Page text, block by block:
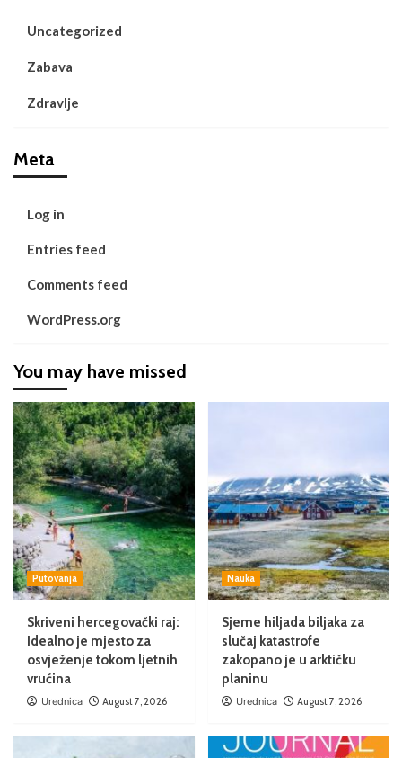
Uncategorized
Zabava
Zdravlje
Meta
Log in
Entries feed
Comments feed
WordPress.org
You may have missed
Putovanja
Skriveni hercegovački raj:
Idealno je mjesto za
osvježenje tokom ljetnih
vrućina
Urednica August 7, 2026
Nauka
Sjeme hiljada biljaka za
slučaj katastrofe
zakopano je u arktičku
planinu
Urednica August 7, 2026